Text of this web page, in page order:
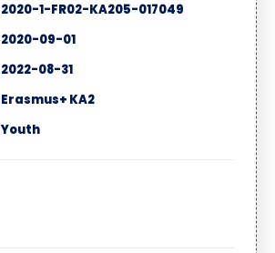
2020-1-FR02-KA205-017049
2020-09-01
2022-08-31
Erasmus+ KA2
Youth